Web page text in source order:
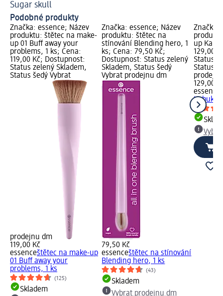
Sugar skull
Podobné produkty
Značka: essence; Název
produktu: štětec na make-
up 01 Buff away your
problems, 1 ks; Cena:
119,00 Kč; Dostupnost:
Status zelený Skladem,
Status šedý Vybrat
prodejnu dm
119,00 Kč
essenceštětec na make-up
01 Buff away your
problems, 1 ks
(125)
Skladem
Značka: essence; Název
produktu: štětec na
stínování Blending hero, 1
ks; Cena: 79,50 Kč;
Dostupnost: Status zelený
Skladem, Status šedý
Vybrat prodejnu dm
79,50 Kč
essenceštětec na stínování
Blending hero, 1 ks
(43)
Skladem
Vybrat prodejnu dm
Značka:
up
129,00
Status
Status
129,00
essence
Kabuki,